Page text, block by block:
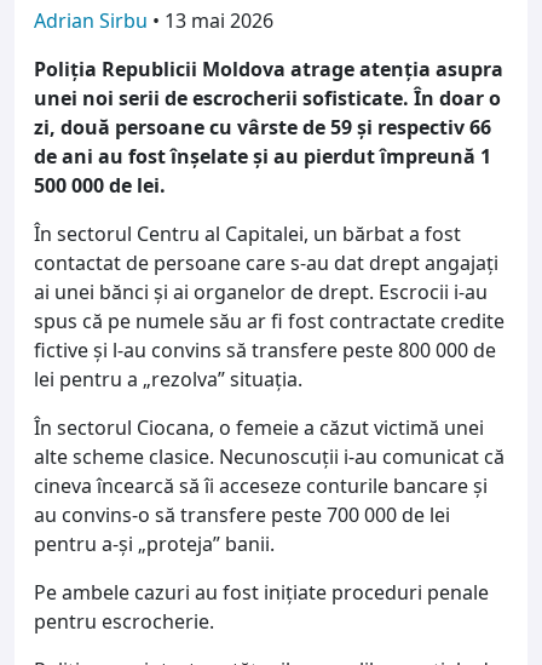
Adrian Sirbu • 13 mai 2026
Poliția Republicii Moldova atrage atenția asupra
unei noi serii de escrocherii sofisticate. În doar o
zi, două persoane cu vârste de 59 și respectiv 66
de ani au fost înșelate și au pierdut împreună 1
500 000 de lei.
În sectorul Centru al Capitalei, un bărbat a fost
contactat de persoane care s-au dat drept angajați
ai unei bănci și ai organelor de drept. Escrocii i-au
spus că pe numele său ar fi fost contractate credite
fictive și l-au convins să transfere peste 800 000 de
lei pentru a „rezolva” situația.
În sectorul Ciocana, o femeie a căzut victimă unei
alte scheme clasice. Necunoscuții i-au comunicat că
cineva încearcă să îi acceseze conturile bancare și
au convins-o să transfere peste 700 000 de lei
pentru a-și „proteja” banii.
Pe ambele cazuri au fost inițiate proceduri penale
pentru escrocherie.